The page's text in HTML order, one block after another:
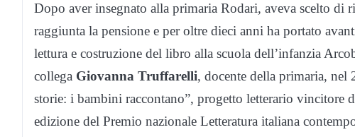
Dopo aver insegnato alla primaria Rodari, aveva scelto di
raggiunta la pensione e per oltre dieci anni ha portato
lettura e costruzione del libro alla scuola dell’infanzia
collega Giovanna Truffarelli, docente della primaria, nel
storie: i bambini raccontano”, progetto letterario vincitore
edizione del Premio nazionale Letteratura italiana